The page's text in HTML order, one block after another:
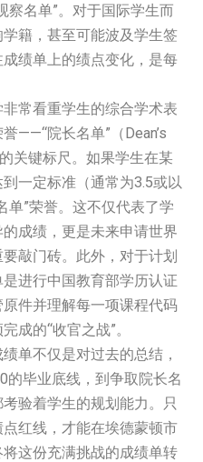
察名单”。对于国际学生而
籍，甚至可能波及学生签
绩单上的绩点变化，是每
常看重学生的综合学术表
——“院长名单”（Dean’s
关键标尺。如果学生在某
一定标准（通常为3.5或以
单”荣誉。这不仅代表了学
成绩，更是未来申请世界
敲门砖。此外，对于计划
进行中国教育部学历认证
件并理解每一项课程代码
成的“收官之战”。
单不仅是对过去的总结，
的毕业底线，到争取院长名
验着学生的规划能力。只
红线，才能在埃德蒙顿市
这份充满挑战的成绩单转